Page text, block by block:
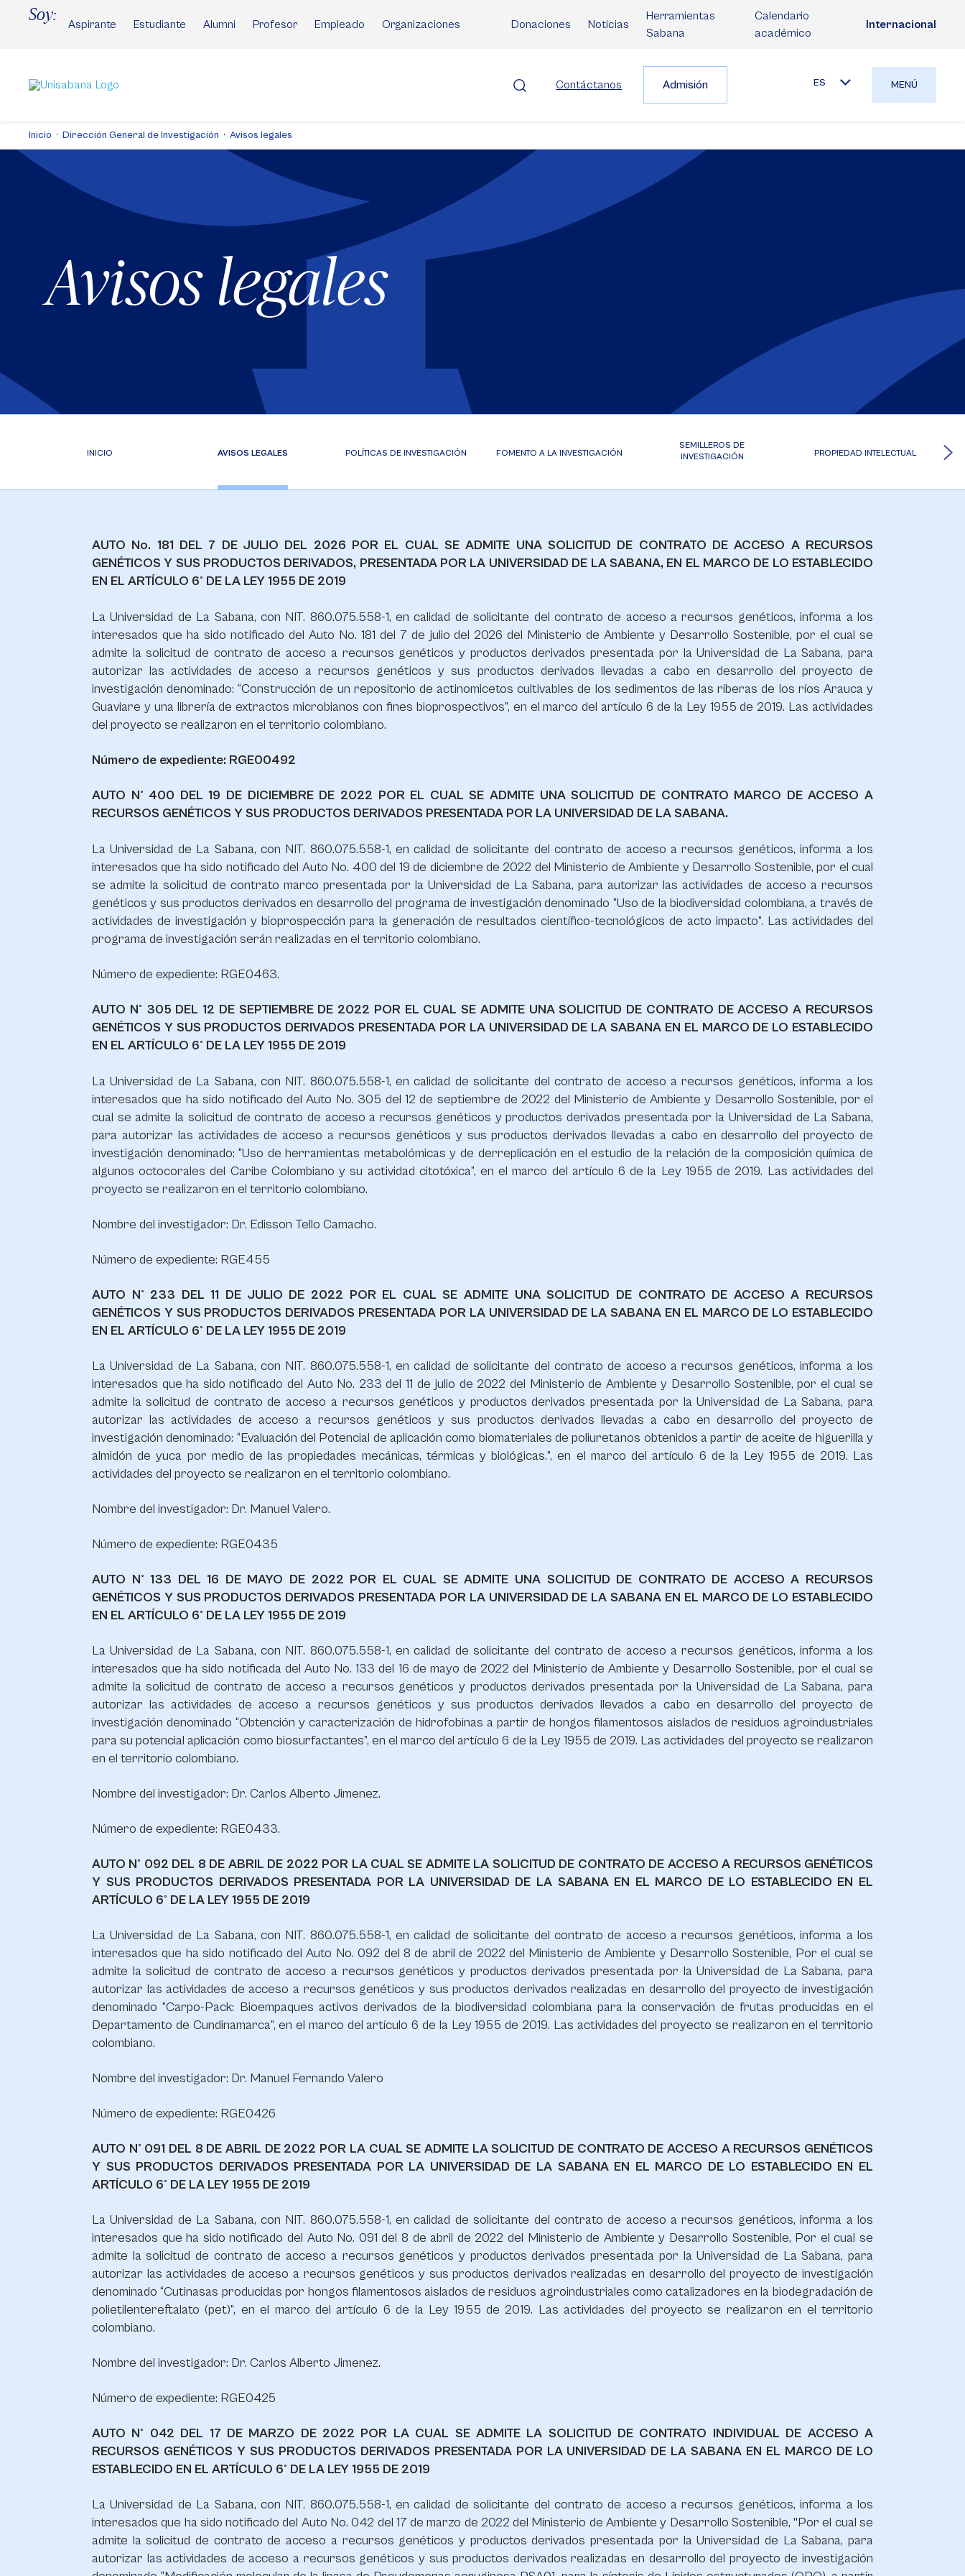
Soy:
Aspirante Estudiante Alumni Profesor Empleado Organizaciones Donaciones Noticias
Herramientas
Sabana
Calendario
académico
Internacional
Contáctanos Admisión ES MENÚ
Inicio Dirección General de Investigación Avisos legales
Avisos legales
INICIO AVISOS LEGALES POLÍTICAS DE INVESTIGACIÓN FOMENTO A LA INVESTIGACIÓN
SEMILLEROS DE
INVESTIGACIÓN
PROPIEDAD INTELECTUAL
AUTO No. 181 DEL 7 DE JULIO DEL 2026 POR EL CUAL SE ADMITE UNA SOLICITUD DE CONTRATO DE ACCESO A RECURSOS
GENÉTICOS Y SUS PRODUCTOS DERIVADOS, PRESENTADA POR LA UNIVERSIDAD DE LA SABANA, EN EL MARCO DE LO ESTABLECIDO
EN EL ARTÍCULO 6° DE LA LEY 1955 DE 2019
La Universidad de La Sabana, con NIT. 860.075.558-1, en calidad de solicitante del contrato de acceso a recursos genéticos, informa a los
interesados que ha sido notificado del Auto No. 181 del 7 de julio del 2026 del Ministerio de Ambiente y Desarrollo Sostenible, por el cual se
admite la solicitud de contrato de acceso a recursos genéticos y productos derivados presentada por la Universidad de La Sabana, para
autorizar las actividades de acceso a recursos genéticos y sus productos derivados llevadas a cabo en desarrollo del proyecto de
investigación denominado: “Construcción de un repositorio de actinomicetos cultivables de los sedimentos de las riberas de los ríos Arauca y
Guaviare y una librería de extractos microbianos con fines bioprospectivos”, en el marco del artículo 6 de la Ley 1955 de 2019. Las actividades
del proyecto se realizaron en el territorio colombiano.
Número de expediente: RGE00492
AUTO N° 400 DEL 19 DE DICIEMBRE DE 2022 POR EL CUAL SE ADMITE UNA SOLICITUD DE CONTRATO MARCO DE ACCESO A
RECURSOS GENÉTICOS Y SUS PRODUCTOS DERIVADOS PRESENTADA POR LA UNIVERSIDAD DE LA SABANA.
La Universidad de La Sabana, con NIT. 860.075.558-1, en calidad de solicitante del contrato de acceso a recursos genéticos, informa a los
interesados que ha sido notificado del Auto No. 400 del 19 de diciembre de 2022 del Ministerio de Ambiente y Desarrollo Sostenible, por el cual
se admite la solicitud de contrato marco presentada por la Universidad de La Sabana, para autorizar las actividades de acceso a recursos
genéticos y sus productos derivados en desarrollo del programa de investigación denominado “Uso de la biodiversidad colombiana, a través de
actividades de investigación y bioprospección para la generación de resultados científico-tecnológicos de acto impacto”. Las actividades del
programa de investigación serán realizadas en el territorio colombiano.
Número de expediente: RGE0463.
AUTO N° 305 DEL 12 DE SEPTIEMBRE DE 2022 POR EL CUAL SE ADMITE UNA SOLICITUD DE CONTRATO DE ACCESO A RECURSOS
GENÉTICOS Y SUS PRODUCTOS DERIVADOS PRESENTADA POR LA UNIVERSIDAD DE LA SABANA EN EL MARCO DE LO ESTABLECIDO
EN EL ARTÍCULO 6° DE LA LEY 1955 DE 2019
La Universidad de La Sabana, con NIT. 860.075.558-1, en calidad de solicitante del contrato de acceso a recursos genéticos, informa a los
interesados que ha sido notificado del Auto No. 305 del 12 de septiembre de 2022 del Ministerio de Ambiente y Desarrollo Sostenible, por el
cual se admite la solicitud de contrato de acceso a recursos genéticos y productos derivados presentada por la Universidad de La Sabana,
para autorizar las actividades de acceso a recursos genéticos y sus productos derivados llevadas a cabo en desarrollo del proyecto de
investigación denominado: “Uso de herramientas metabolómicas y de derreplicación en el estudio de la relación de la composición química de
algunos octocorales del Caribe Colombiano y su actividad citotóxica”, en el marco del artículo 6 de la Ley 1955 de 2019. Las actividades del
proyecto se realizaron en el territorio colombiano.
Nombre del investigador: Dr. Edisson Tello Camacho.
Número de expediente: RGE455
AUTO N° 233 DEL 11 DE JULIO DE 2022 POR EL CUAL SE ADMITE UNA SOLICITUD DE CONTRATO DE ACCESO A RECURSOS
GENÉTICOS Y SUS PRODUCTOS DERIVADOS PRESENTADA POR LA UNIVERSIDAD DE LA SABANA EN EL MARCO DE LO ESTABLECIDO
EN EL ARTÍCULO 6° DE LA LEY 1955 DE 2019
La Universidad de La Sabana, con NIT. 860.075.558-1, en calidad de solicitante del contrato de acceso a recursos genéticos, informa a los
interesados que ha sido notificado del Auto No. 233 del 11 de julio de 2022 del Ministerio de Ambiente y Desarrollo Sostenible, por el cual se
admite la solicitud de contrato de acceso a recursos genéticos y productos derivados presentada por la Universidad de La Sabana, para
autorizar las actividades de acceso a recursos genéticos y sus productos derivados llevadas a cabo en desarrollo del proyecto de
investigación denominado: “Evaluación del Potencial de aplicación como biomateriales de poliuretanos obtenidos a partir de aceite de higuerilla y
almidón de yuca por medio de las propiedades mecánicas, térmicas y biológicas.”, en el marco del artículo 6 de la Ley 1955 de 2019. Las
actividades del proyecto se realizaron en el territorio colombiano.
Nombre del investigador: Dr. Manuel Valero.
Número de expediente: RGE0435
AUTO N° 133 DEL 16 DE MAYO DE 2022 POR EL CUAL SE ADMITE UNA SOLICITUD DE CONTRATO DE ACCESO A RECURSOS
GENÉTICOS Y SUS PRODUCTOS DERIVADOS PRESENTADA POR LA UNIVERSIDAD DE LA SABANA EN EL MARCO DE LO ESTABLECIDO
EN EL ARTÍCULO 6° DE LA LEY 1955 DE 2019
La Universidad de La Sabana, con NIT. 860.075.558-1, en calidad de solicitante del contrato de acceso a recursos genéticos, informa a los
interesados que ha sido notificada del Auto No. 133 del 16 de mayo de 2022 del Ministerio de Ambiente y Desarrollo Sostenible, por el cual se
admite la solicitud de contrato de acceso a recursos genéticos y productos derivados presentada por la Universidad de La Sabana, para
autorizar las actividades de acceso a recursos genéticos y sus productos derivados llevados a cabo en desarrollo del proyecto de
investigación denominado “Obtención y caracterización de hidrofobinas a partir de hongos filamentosos aislados de residuos agroindustriales
para su potencial aplicación como biosurfactantes”, en el marco del artículo 6 de la Ley 1955 de 2019. Las actividades del proyecto se realizaron
en el territorio colombiano.
Nombre del investigador: Dr. Carlos Alberto Jimenez.
Número de expediente: RGE0433.
AUTO N° 092 DEL 8 DE ABRIL DE 2022 POR LA CUAL SE ADMITE LA SOLICITUD DE CONTRATO DE ACCESO A RECURSOS GENÉTICOS
Y SUS PRODUCTOS DERIVADOS PRESENTADA POR LA UNIVERSIDAD DE LA SABANA EN EL MARCO DE LO ESTABLECIDO EN EL
ARTÍCULO 6° DE LA LEY 1955 DE 2019
La Universidad de La Sabana, con NIT. 860.075.558-1, en calidad de solicitante del contrato de acceso a recursos genéticos, informa a los
interesados que ha sido notificado del Auto No. 092 del 8 de abril de 2022 del Ministerio de Ambiente y Desarrollo Sostenible, Por el cual se
admite la solicitud de contrato de acceso a recursos genéticos y productos derivados presentada por la Universidad de La Sabana, para
autorizar las actividades de acceso a recursos genéticos y sus productos derivados realizadas en desarrollo del proyecto de investigación
denominado “Carpo-Pack: Bioempaques activos derivados de la biodiversidad colombiana para la conservación de frutas producidas en el
Departamento de Cundinamarca”, en el marco del artículo 6 de la Ley 1955 de 2019. Las actividades del proyecto se realizaron en el territorio
colombiano.
Nombre del investigador: Dr. Manuel Fernando Valero
Número de expediente: RGE0426
AUTO N° 091 DEL 8 DE ABRIL DE 2022 POR LA CUAL SE ADMITE LA SOLICITUD DE CONTRATO DE ACCESO A RECURSOS GENÉTICOS
Y SUS PRODUCTOS DERIVADOS PRESENTADA POR LA UNIVERSIDAD DE LA SABANA EN EL MARCO DE LO ESTABLECIDO EN EL
ARTÍCULO 6° DE LA LEY 1955 DE 2019
La Universidad de La Sabana, con NIT. 860.075.558-1, en calidad de solicitante del contrato de acceso a recursos genéticos, informa a los
interesados que ha sido notificado del Auto No. 091 del 8 de abril de 2022 del Ministerio de Ambiente y Desarrollo Sostenible, Por el cual se
admite la solicitud de contrato de acceso a recursos genéticos y productos derivados presentada por la Universidad de La Sabana, para
autorizar las actividades de acceso a recursos genéticos y sus productos derivados realizadas en desarrollo del proyecto de investigación
denominado “Cutinasas producidas por hongos filamentosos aislados de residuos agroindustriales como catalizadores en la biodegradación de
polietilentereftalato (pet)”, en el marco del artículo 6 de la Ley 1955 de 2019. Las actividades del proyecto se realizaron en el territorio
colombiano.
Nombre del investigador: Dr. Carlos Alberto Jimenez.
Número de expediente: RGE0425
AUTO N° 042 DEL 17 DE MARZO DE 2022 POR LA CUAL SE ADMITE LA SOLICITUD DE CONTRATO INDIVIDUAL DE ACCESO A
RECURSOS GENÉTICOS Y SUS PRODUCTOS DERIVADOS PRESENTADA POR LA UNIVERSIDAD DE LA SABANA EN EL MARCO DE LO
ESTABLECIDO EN EL ARTÍCULO 6° DE LA LEY 1955 DE 2019
La Universidad de La Sabana, con NIT. 860.075.558-1, en calidad de solicitante del contrato de acceso a recursos genéticos, informa a los
interesados que ha sido notificado del Auto No. 042 del 17 de marzo de 2022 del Ministerio de Ambiente y Desarrollo Sostenible, "Por el cual se
admite la solicitud de contrato de acceso a recursos genéticos y productos derivados presentada por la Universidad de La Sabana, para
autorizar las actividades de acceso a recursos genéticos y sus productos derivados realizadas en desarrollo del proyecto de investigación